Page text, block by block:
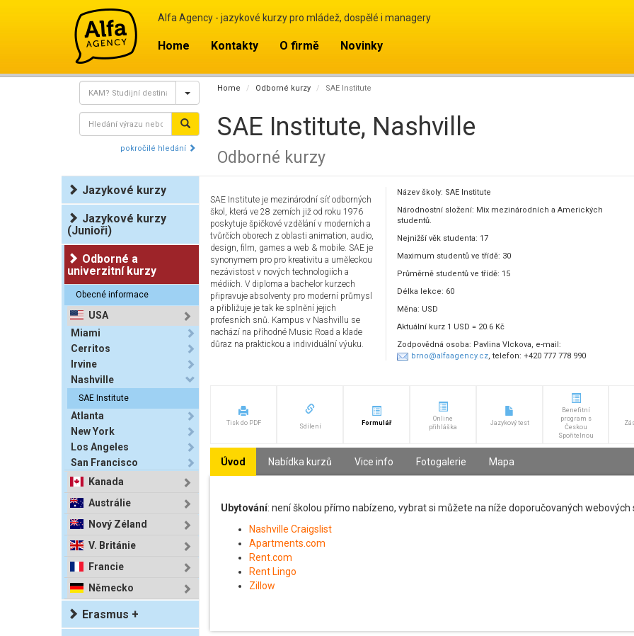
Alfa Agency - jazykové kurzy pro mládež, dospělé i managery
Home Kontakty O firmě Novinky
pokročilé hledání
Home Odborné kurzy SAE Institute
SAE Institute, Nashville
Odborné kurzy
Jazykové kurzy
Jazykové kurzy
(Junioři)
Odborné a
univerzitní kurzy
Obecné informace
USA
Miami
Cerritos
Irvine
Nashville
SAE Institute
Atlanta
New York
Los Angeles
San Francisco
Kanada
Austrálie
Nový Zéland
V. Británie
Francie
Německo
Erasmus +
SAE Institute je mezinárodní síť odborných
škol, která ve 28 zemích již od roku 1976
poskytuje špičkové vzdělání v moderních a
tvůrčích oborech z oblasti animation, audio,
design, film, games a web & mobile. SAE je
synonymem pro pro kreativitu a uměleckou
nezávistost v nových technologiích a
médiích. V diploma a bachelor kurzech
připravuje absolventy pro moderní průmysl
a přibližuje je tak ke splnění jejich
profesních snů. Kampus v Nashvillu se
nachází na příhodné Music Road a klade
důraz na praktickou a individuální výuku.
Název školy: SAE Institute
Národnostní složení: Mix mezinárodních a Amerických
studentů.
Nejnižší věk studenta: 17
Maximum studentů ve třídě: 30
Průměrně studentů ve třídě: 15
Délka lekce: 60
Měna: USD
Aktuální kurz 1 USD = 20.6 Kč
Zodpovědná osoba: Pavlina Vlckova, e-mail:
brno@alfaagency.cz, telefon: +420 777 778 990
Tisk do PDF Sdílení Formulář
Online
přihláška
Jazykový test
Benefitní
program s
Českou
Spořitelnou
Úvod Nabídka kurzů Vice info Fotogalerie Mapa
Ubytování: není školou přímo nabízeno, vybrat si můžete na níže doporučovaných webových
Nashville Craigslist
Apartments.com
Rent.com
Rent Lingo
Zillow